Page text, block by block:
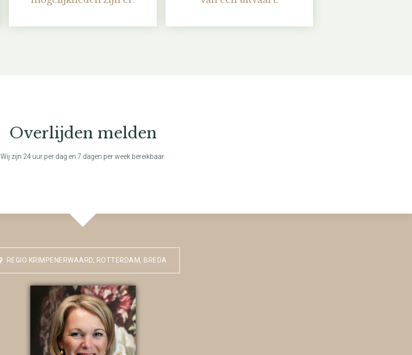
Overlijden melden
Wij zijn 24 uur per dag en 7 dagen per week bereikbaar.
REGIO KRIMPENERWAARD, ROTTERDAM, BREDA